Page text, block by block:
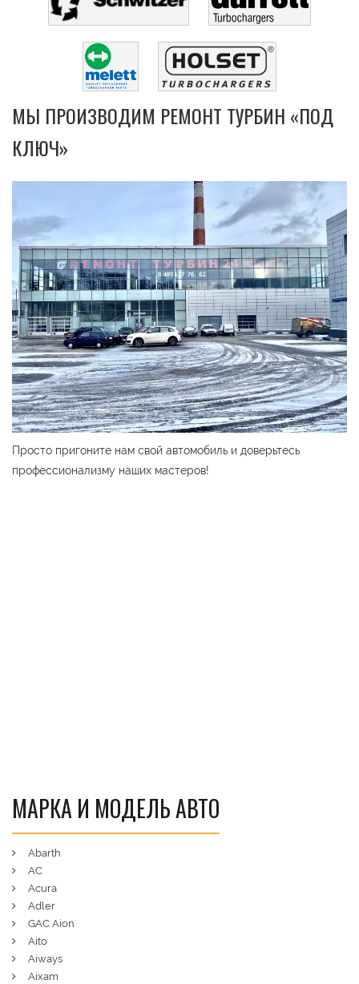
МЫ ПРОИЗВОДИМ РЕМОНТ ТУРБИН «ПОД
КЛЮЧ»
Просто пригоните нам свой автомобиль и доверьтесь
профессионализму наших мастеров!
МАРКА И МОДЕЛЬ АВТО
Abarth
AC
Acura
Adler
GAC Aion
Aito
Aiways
Aixam